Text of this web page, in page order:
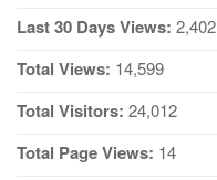
Last 30 Days Views: 2,402
Total Views: 14,599
Total Visitors: 24,012
Total Page Views: 14